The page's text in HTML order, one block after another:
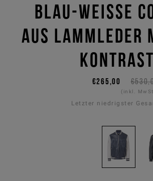
BLAU-WEISSE
US LAMMLEDER
€265,00
(inkl.
Letzter niedrigster